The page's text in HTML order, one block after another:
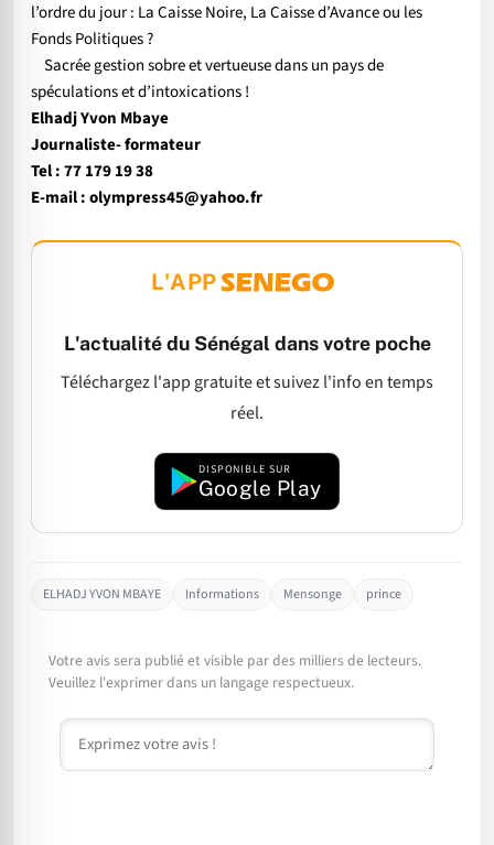
l’ordre du jour : La Caisse Noire, La Caisse d’Avance ou les
Fonds Politiques ?
Sacrée gestion sobre et vertueuse dans un pays de
spéculations et d’intoxications !
Elhadj Yvon Mbaye
Journaliste- formateur
Tel : 77 179 19 38
E-mail : olympress45@yahoo.fr
L'APP
L'actualité du Sénégal dans votre poche
Téléchargez l'app gratuite et suivez l'info en temps
réel.
DISPONIBLE SUR
Google Play
ELHADJ YVON MBAYE Informations Mensonge prince
Votre avis sera publié et visible par des milliers de lecteurs.
Veuillez l'exprimer dans un langage respectueux.
Commentaire